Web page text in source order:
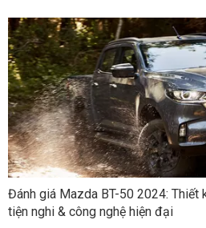
Đánh giá Mazda BT-50 2024: Thiết
tiện nghi & công nghệ hiện đại